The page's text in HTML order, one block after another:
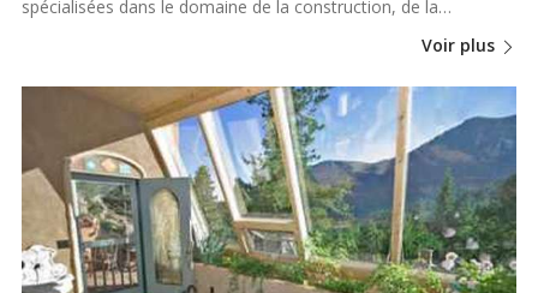
spécialisées dans le domaine de la construction, de la…
Voir plus